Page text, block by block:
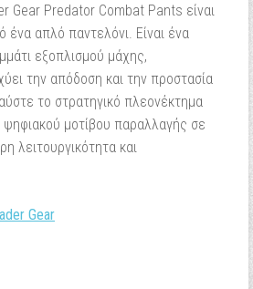
Gear Predator Combat Pants είναι
ένα απλό παντελόνι. Είναι ένα
εξοπλισμού μάχης,
την απόδοση και την προστασία
το στρατηγικό πλεονέκτημα
μοτίβου παραλλαγής σε
λειτουργικότητα και
Gear